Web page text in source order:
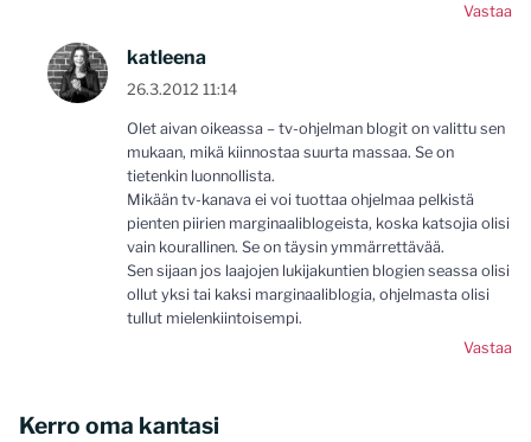
Vastaa
katleena
26.3.2012 11:14
Olet aivan oikeassa – tv-ohjelman blogit on valittu sen
mukaan, mikä kiinnostaa suurta massaa. Se on
tietenkin luonnollista.
Mikään tv-kanava ei voi tuottaa ohjelmaa pelkistä
pienten piirien marginaaliblogeista, koska katsojia olisi
vain kourallinen. Se on täysin ymmärrettävää.
Sen sijaan jos laajojen lukijakuntien blogien seassa olisi
ollut yksi tai kaksi marginaaliblogia, ohjelmasta olisi
tullut mielenkiintoisempi.
Vastaa
Kerro oma kantasi